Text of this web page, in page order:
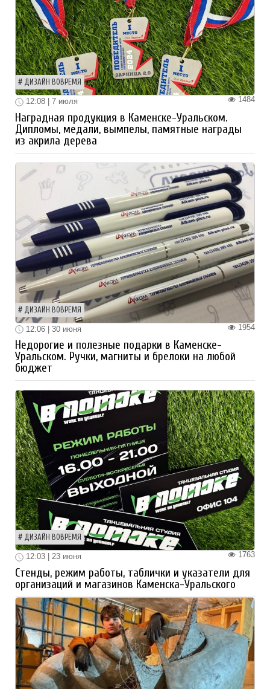
ДИЗАЙН ВОВРЕМЯ
1484
12:08 | 7 июля
Наградная продукция в Каменске-Уральском.
Дипломы, медали, вымпелы, памятные награды
из акрила дерева
ДИЗАЙН ВОВРЕМЯ
1954
12:06 | 30 июня
Недорогие и полезные подарки в Каменске-
Уральском. Ручки, магниты и брелоки на любой
бюджет
ДИЗАЙН ВОВРЕМЯ
1763
12:03 | 23 июня
Стенды, режим работы, таблички и указатели для
организаций и магазинов Каменска-Уральского